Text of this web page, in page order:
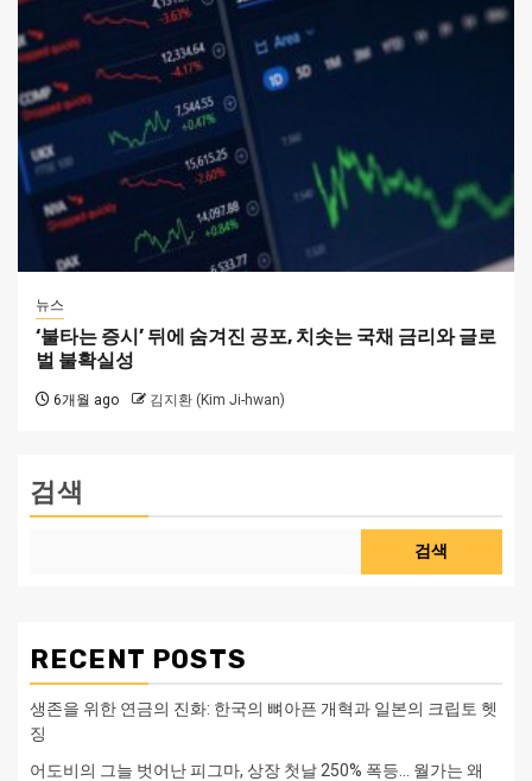
뉴스
‘불타는 증시’ 뒤에 숨겨진 공포, 치솟는 국채 금리와 글로
벌 불확실성
6개월 ago 김지환 (Kim Ji-hwan)
검색
검색
RECENT POSTS
생존을 위한 연금의 진화: 한국의 뼈아픈 개혁과 일본의 크립토 헷
징
어도비의 그늘 벗어난 피그마, 상장 첫날 250% 폭등… 월가는 왜